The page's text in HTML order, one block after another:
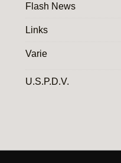
Flash News
Links
Varie
U.S.P.D.V.